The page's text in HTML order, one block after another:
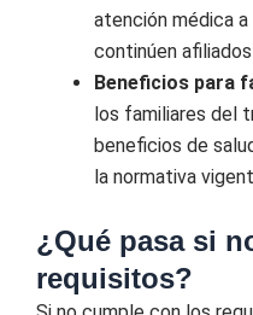
atención médica
continúen
Beneficios para
los familiares del
beneficios de
la normativa
¿Qué pasa si
requisitos?